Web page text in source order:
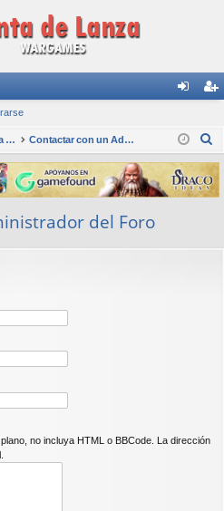
nti
fic
ar
ist
ra
rs
Foro Punta de Lanza Wargames Contactar con un Administrador del Foro
s
c
del Foro
no incluya HTML o BBCode. La dirección